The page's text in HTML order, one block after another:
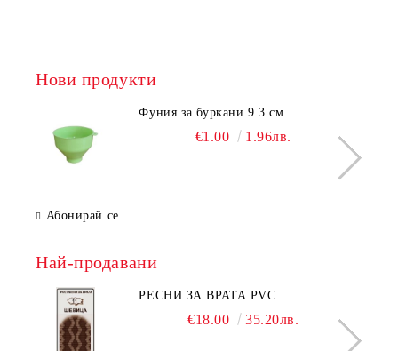
Нови продукти
Фуния за буркани 9.3 см
€1.00 1.96лв.
Абонирай се
Най-продавани
РЕСНИ ЗА ВРАТА PVC
€18.00 35.20лв.